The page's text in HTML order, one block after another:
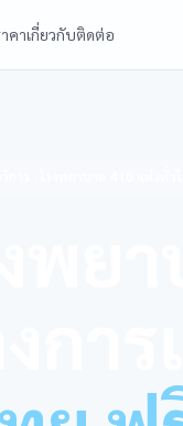
คาเกี่ยวกับติดต่อ
การ